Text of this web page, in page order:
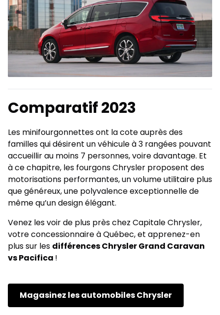
Comparatif 2023
Les minifourgonnettes ont la cote auprès des
familles qui désirent un véhicule à 3 rangées pouvant
accueillir au moins 7 personnes, voire davantage. Et
à ce chapitre, les fourgons Chrysler proposent des
motorisations performantes, un volume utilitaire plus
que généreux, une polyvalence exceptionnelle de
même qu’un design élégant.
Venez les voir de plus près chez Capitale Chrysler,
votre concessionnaire à Québec, et apprenez-en
plus sur les différences Chrysler Grand Caravan
vs Pacifica !
Magasinez les automobiles Chrysler